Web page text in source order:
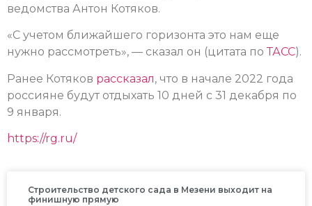
ведомства Антон Котяков.
«С учетом ближайшего горизонта это нам еще
нужно рассмотреть», — сказал он (цитата по ТАСС).
Ранее Котяков рассказал, что в начале 2022 года
россияне будут отдыхать 10 дней с 31 декабря по
9 января.
https://rg.ru/
Строительство детского сада в Мезени выходит на
финишную прямую